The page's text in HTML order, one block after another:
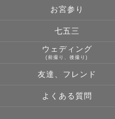
る写真を残します📷 ◌˳
【ラブグラフに込める想
初めてカメラを手にし
せにできる"ということ
お宮参り
七五三
ウェディング
(前撮り、後撮り)
友達、フレンド
よくある質問